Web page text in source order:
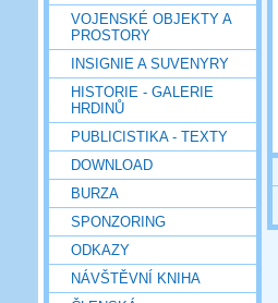
VOJENSKÉ OBJEKTY A
PROSTORY
INSIGNIE A SUVENYRY
HISTORIE - GALERIE
HRDINŮ
PUBLICISTIKA - TEXTY
DOWNLOAD
BURZA
SPONZORING
ODKAZY
NÁVŠTĚVNÍ KNIHA